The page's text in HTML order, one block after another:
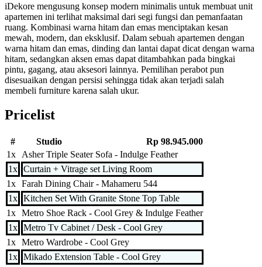
iDekore mengusung konsep modern minimalis untuk membuat unit
apartemen ini terlihat maksimal dari segi fungsi dan pemanfaatan
ruang. Kombinasi warna hitam dan emas menciptakan kesan
mewah, modern, dan eksklusif. Dalam sebuah apartemen dengan
warna hitam dan emas, dinding dan lantai dapat dicat dengan warna
hitam, sedangkan aksen emas dapat ditambahkan pada bingkai
pintu, gagang, atau aksesori lainnya. Pemilihan perabot pun
disesuaikan dengan persisi sehingga tidak akan terjadi salah
membeli furniture karena salah ukur.
Pricelist
# Studio
Rp 98.945.000
1x
Asher Triple Seater Sofa - Indulge Feather
1x Curtain + Vitrage set Living Room
1x Farah Dining Chair - Mahameru 544
1x Kitchen Set With Granite Stone Top Table
1x Metro Shoe Rack - Cool Grey & Indulge Feather
1x Metro Tv Cabinet / Desk - Cool Grey
1x Metro Wardrobe - Cool Grey
1x Mikado Extension Table - Cool Grey